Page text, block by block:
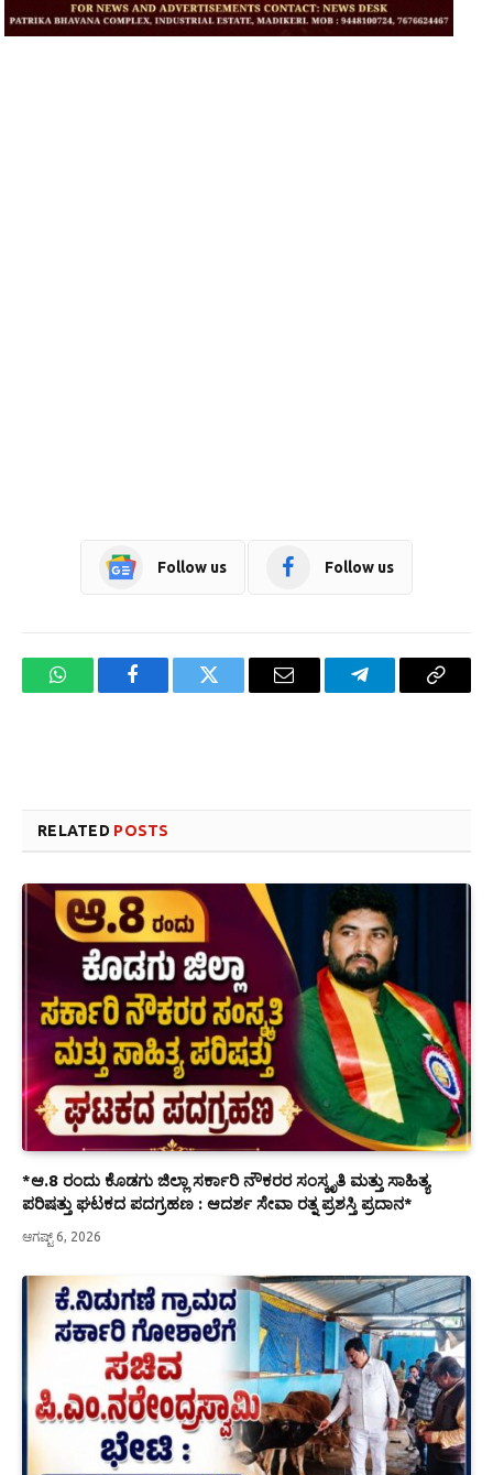
Follow us Follow us
WhatsAppFacebookTwitter Email TelegramCopy
RELATED POSTS
*ಆ.8 ರಂದು ಕೊಡಗು ಜಿಲ್ಲಾ ಸರ್ಕಾರಿ ನೌಕರರ ಸಂಸ್ಕೃತಿ ಮತ್ತು ಸಾಹಿತ್ಯ
ಪರಿಷತ್ತು ಘಟಕದ ಪದಗ್ರಹಣ : ಆದರ್ಶ ಸೇವಾ ರತ್ನ ಪ್ರಶಸ್ತಿ ಪ್ರದಾನ*
ಆಗಷ್ಟ್ 6, 2026